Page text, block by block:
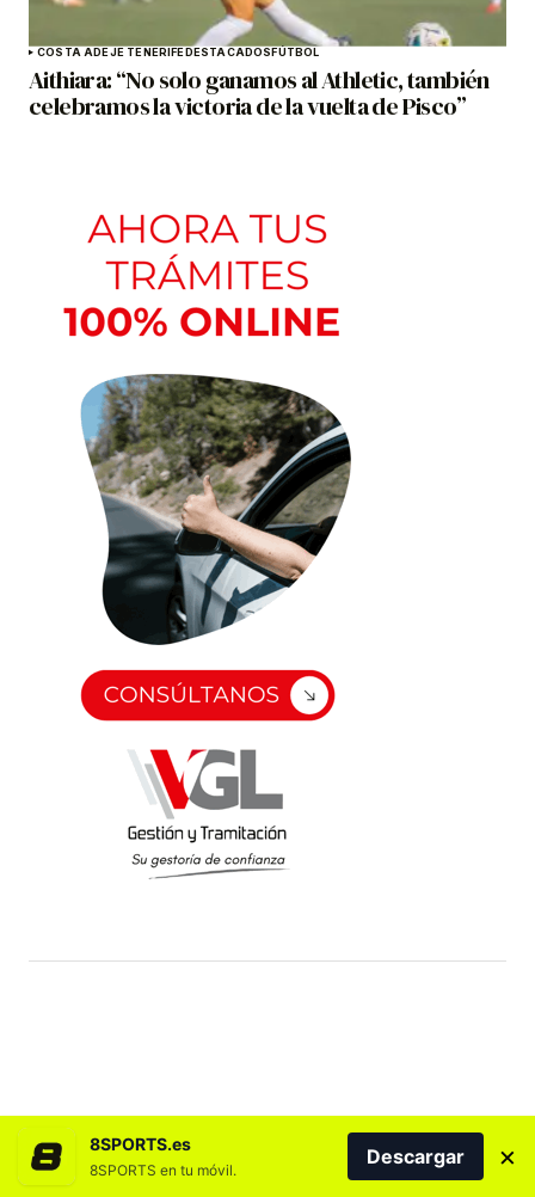
COSTA ADEJE TENERIFEDESTACADOSFÚTBOL
Aithiara: “No solo ganamos al Athletic, también
celebramos la victoria de la vuelta de Pisco”
8SPORTS.es
8SPORTS en tu móvil.
Descargar ×